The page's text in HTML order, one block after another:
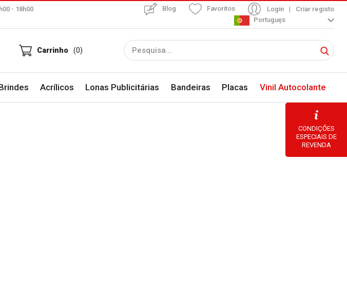
- 18h00 Blog Favoritos Login |
Criar registo
Portuguęs
Carrinho (0)
Acrílicos Lonas Publicitárias Bandeiras Placas Vinil Autocolante
CONDIÇŐES
ESPECIAIS DE
REVENDA